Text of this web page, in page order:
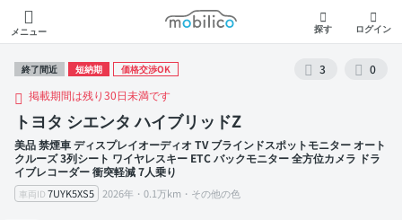
メニュー
モビリコ
探す ログイン
終了間近 短納期 価格交渉OK 3
0
掲載期間は残り30日未満です
トヨタ シエンタ ハイブリッドZ
美品 禁煙車 ディスプレイオーディオ TV ブラインドスポットモニター オート
クルーズ 3列シート ワイヤレスキー ETC バックモニター 全方位カメラ ドラ
イブレコーダー 衝突軽減 7人乗り
車両ID 7UYK5XS5 2026年・0.1万km・その他の色
外装 左前